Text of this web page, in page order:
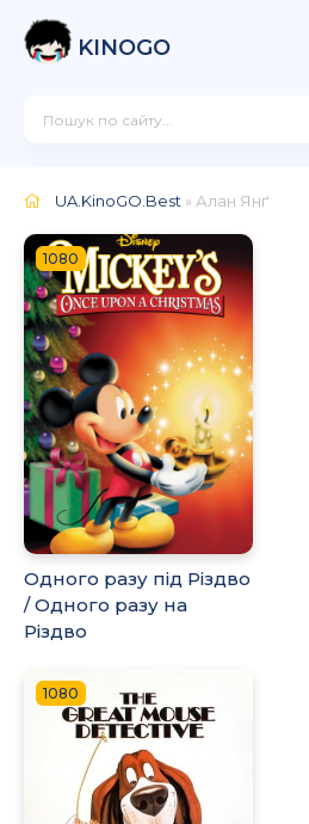
KINOGO
UA.KinoGO.Best » Алан Янґ
1080
Одного разу під Різдво
/ Одного разу на
Різдво
1080